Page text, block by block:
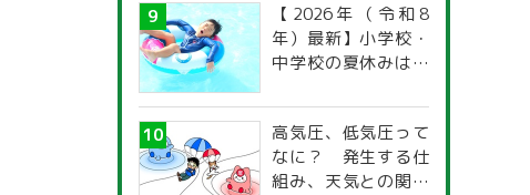
【2026年（令和8
年）最新】小学校・
中学校の夏休みはい
道府県別「夏季休暇
一覧」
高気圧、低気圧って
なに？ 発生する仕
組み、天気との関係